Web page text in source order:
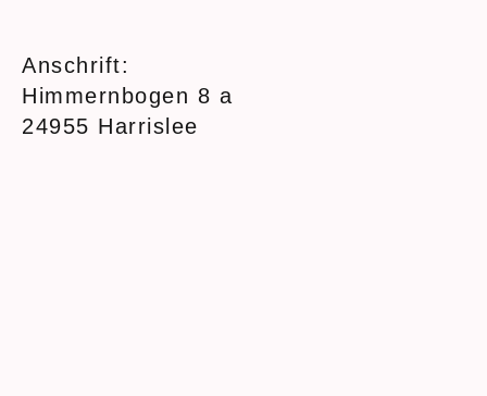
Anschrift:
Himmernbogen 8 a
24955 Harrislee